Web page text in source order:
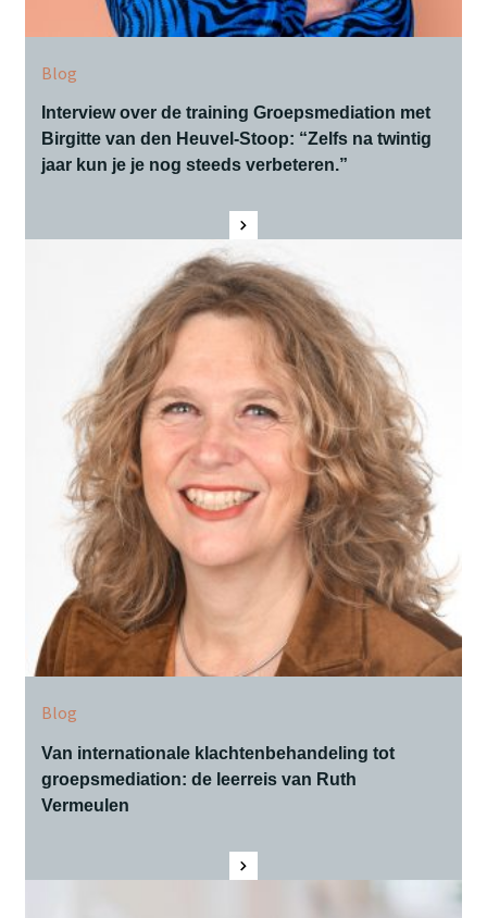
Blog
Interview over de training Groepsmediation met
Birgitte van den Heuvel-Stoop: “Zelfs na twintig
jaar kun je je nog steeds verbeteren.”
Blog
Van internationale klachtenbehandeling tot
groepsmediation: de leerreis van Ruth
Vermeulen